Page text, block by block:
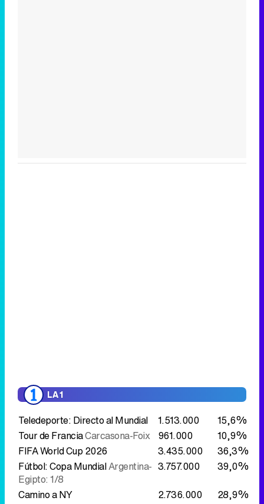
Fútbol: Copa MundialArgentina-
Egipto: 1/8
3.757.000
39,0%
Camino a NY
2.736.000
28,9%
Aquí la Tierra
1.743.000 19,1%
LA 2
Saber y ganar
Grandes documentales
393.000
4,6%